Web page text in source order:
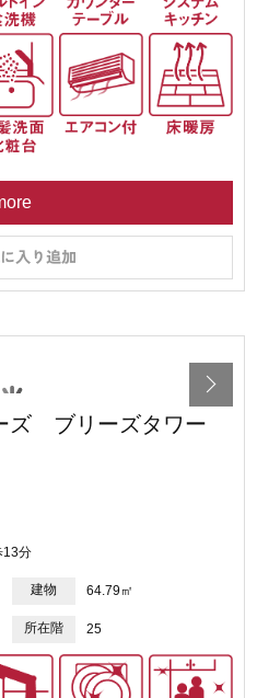
ズ ブリーズタワー
13分
建物 64.79㎡
所在階 25